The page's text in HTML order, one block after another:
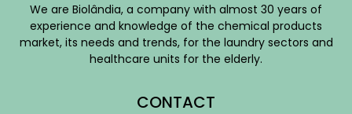
We are Biolândia, a company with almost 30 years of
experience and knowledge of the chemical products
market, its needs and trends, for the laundry sectors and
healthcare units for the elderly.
CONTACT